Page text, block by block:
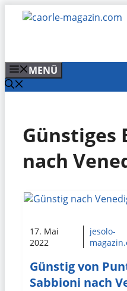
Zum
Inhalt
MENÜ
Günstiges
nach
17. Mai
2022
jesolo-
Günstig von
Sabbioni nach